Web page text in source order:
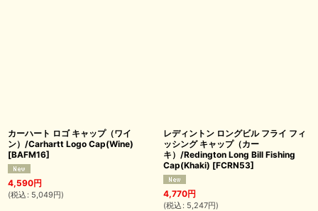
カーハート ロゴ キャップ（ワイ
ン）/Carhartt Logo Cap(Wine)
[BAFM16]
4,590円
(税込 : 5,049円)
レディントン ロングビル フライ フィ
ッシング キャップ（カー
キ）/Redington Long Bill Fishing
Cap(Khaki) [FCRN53]
4,770円
(税込 : 5,247円)